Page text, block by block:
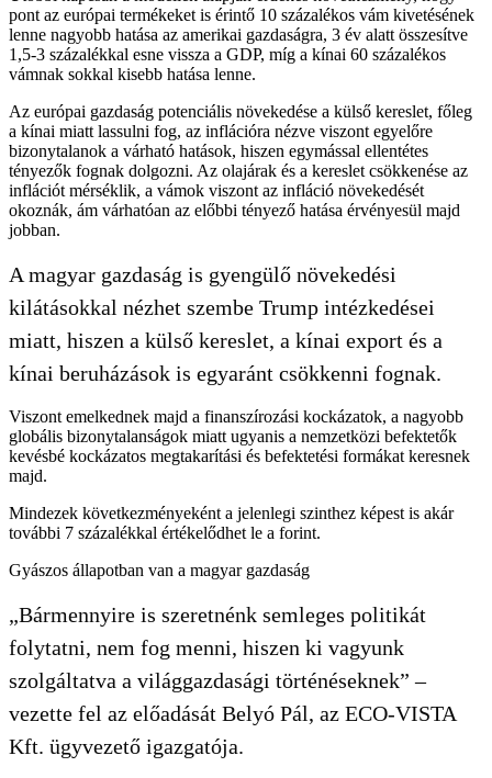
pont az európai termékeket is érintő 10 százalékos vám kivetésének
lenne nagyobb hatása az amerikai gazdaságra, 3 év alatt összesítve
1,5-3 százalékkal esne vissza a GDP, míg a kínai 60 százalékos
vámnak sokkal kisebb hatása lenne.
Az európai gazdaság potenciális növekedése a külső kereslet, főleg
a kínai miatt lassulni fog, az inflációra nézve viszont egyelőre
bizonytalanok a várható hatások, hiszen egymással ellentétes
tényezők fognak dolgozni. Az olajárak és a kereslet csökkenése az
inflációt mérséklik, a vámok viszont az infláció növekedését
okoznák, ám várhatóan az előbbi tényező hatása érvényesül majd
jobban.
A magyar gazdaság is gyengülő növekedési
kilátásokkal nézhet szembe Trump intézkedései
miatt, hiszen a külső kereslet, a kínai export és a
kínai beruházások is egyaránt csökkenni fognak.
Viszont emelkednek majd a finanszírozási kockázatok, a nagyobb
globális bizonytalanságok miatt ugyanis a nemzetközi befektetők
kevésbé kockázatos megtakarítási és befektetési formákat keresnek
majd.
Mindezek következményeként a jelenlegi szinthez képest is akár
további 7 százalékkal értékelődhet le a forint.
Gyászos állapotban van a magyar gazdaság
„Bármennyire is szeretnénk semleges politikát
folytatni, nem fog menni, hiszen ki vagyunk
szolgáltatva a világgazdasági történéseknek” –
vezette fel az előadását Belyó Pál, az ECO-VISTA
Kft. ügyvezető igazgatója.